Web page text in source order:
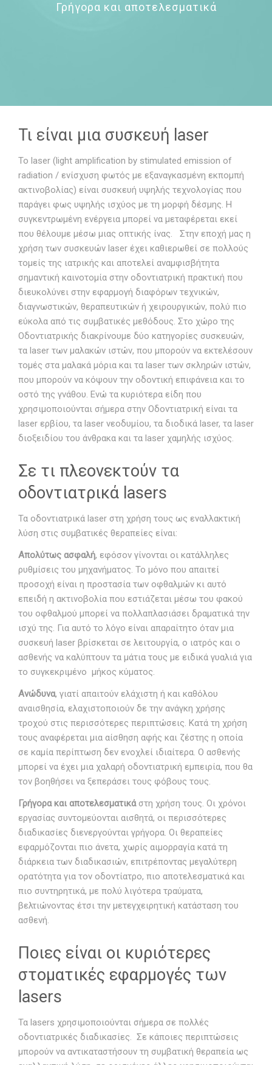
Γρήγορα και αποτελεσματικά
Τι είναι μια συσκευή laser
To laser (light amplification by stimulated emission of
radiation / ενίσχυση φωτός με εξαναγκασμένη εκπομπή
ακτινοβολίας) είναι συσκευή υψηλής τεχνολογίας που
παράγει φως υψηλής ισχύος με τη μορφή δέσμης. Η
συγκεντρωμένη ενέργεια μπορεί να μεταφέρεται εκεί
που θέλουμε μέσω μιας οπτικής ίνας. Στην εποχή μας η
χρήση των συσκευών laser έχει καθιερωθεί σε πολλούς
τομείς της ιατρικής και αποτελεί αναμφισβήτητα
σημαντική καινοτομία στην οδοντιατρική πρακτική που
διευκολύνει στην εφαρμογή διαφόρων τεχνικών,
διαγνωστικών, θεραπευτικών ή χειρουργικών, πολύ πιο
εύκολα από τις συμβατικές μεθόδους. Στο χώρο της
Οδοντιατρικής διακρίνουμε δύο κατηγορίες συσκευών,
τα laser των μαλακών ιστών, που μπορούν να εκτελέσουν
τομές στα μαλακά μόρια και τα laser των σκληρών ιστών,
που μπορούν να κόψουν την οδοντική επιφάνεια και το
οστό της γνάθου. Ενώ τα κυριότερα είδη που
χρησιμοποιούνται σήμερα στην Οδοντιατρική είναι τα
laser ερβίου, τα laser νεοδυμίου, τα διοδικά laser, τα laser
διοξειδίου του άνθρακα και τα laser χαμηλής ισχύος.
Σε τι πλεονεκτούν τα
οδοντιατρικά lasers
Τα οδοντιατρικά laser στη χρήση τους ως εναλλακτική
λύση στις συμβατικές θεραπείες είναι:
Απολύτως ασφαλή, εφόσον γίνονται οι κατάλληλες
ρυθμίσεις του μηχανήματος. Το μόνο που απαιτεί
προσοχή είναι η προστασία των οφθαλμών κι αυτό
επειδή η ακτινοβολία που εστιάζεται μέσω του φακού
του οφθαλμού μπορεί να πολλαπλασιάσει δραματικά την
ισχύ της. Για αυτό το λόγο είναι απαραίτητο όταν μια
συσκευή laser βρίσκεται σε λειτουργία, ο ιατρός και ο
ασθενής να καλύπτουν τα μάτια τους με ειδικά γυαλιά για
το συγκεκριμένο μήκος κύματος.
Ανώδυνα, γιατί απαιτούν ελάχιστη ή και καθόλου
αναισθησία, ελαχιστοποιούν δε την ανάγκη χρήσης
τροχού στις περισσότερες περιπτώσεις. Κατά τη χρήση
τους αναφέρεται μια αίσθηση αφής και ζέστης η οποία
σε καμία περίπτωση δεν ενοχλεί ιδιαίτερα. Ο ασθενής
μπορεί να έχει μια χαλαρή οδοντιατρική εμπειρία, που θα
τον βοηθήσει να ξεπεράσει τους φόβους τους.
Γρήγορα και αποτελεσματικάστη χρήση τους. Οι χρόνοι
εργασίας συντομεύονται αισθητά, οι περισσότερες
διαδικασίες διενεργούνται γρήγορα. Οι θεραπείες
εφαρμόζονται πιο άνετα, χωρίς αιμορραγία κατά τη
διάρκεια των διαδικασιών, επιτρέποντας μεγαλύτερη
ορατότητα για τον οδοντίατρο, πιο αποτελεσματικά και
πιο συντηρητικά, με πολύ λιγότερα τραύματα,
βελτιώνοντας έτσι την μετεγχειρητική κατάσταση του
ασθενή.
Ποιες είναι οι κυριότερες
στοματικές εφαρμογές των
lasers
Τα lasers χρησιμοποιούνται σήμερα σε πολλές
οδοντιατρικές διαδικασίες. Σε κάποιες περιπτώσεις
μπορούν να αντικαταστήσουν τη συμβατική θεραπεία ως